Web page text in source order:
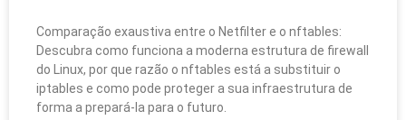
Comparação exaustiva entre o Netfilter e o nftables:
Descubra como funciona a moderna estrutura de firewall
do Linux, por que razão o nftables está a substituir o
iptables e como pode proteger a sua infraestrutura de
forma a prepará-la para o futuro.